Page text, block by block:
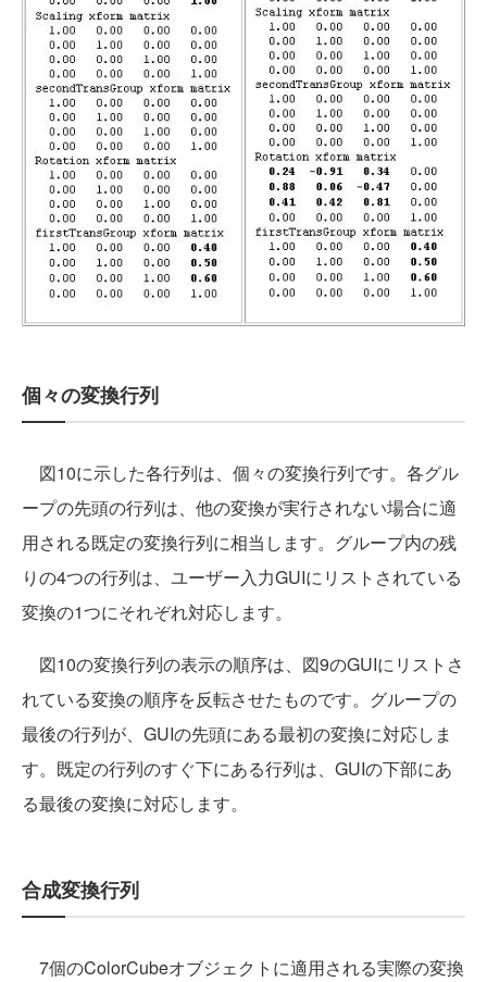
個々の変換行列
図10に示した各行列は、個々の変換行列です。各グル
ープの先頭の行列は、他の変換が実行されない場合に適
用される既定の変換行列に相当します。グループ内の残
りの4つの行列は、ユーザー入力GUIにリストされている
変換の1つにそれぞれ対応します。
図10の変換行列の表示の順序は、図9のGUIにリストさ
れている変換の順序を反転させたものです。グループの
最後の行列が、GUIの先頭にある最初の変換に対応しま
す。既定の行列のすぐ下にある行列は、GUIの下部にあ
る最後の変換に対応します。
合成変換行列
7個のColorCubeオブジェクトに適用される実際の変換